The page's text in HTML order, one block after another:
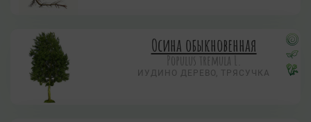
Осина обыкновенная
Populus tremula L.
ИУДИНО ДЕРЕВО, ТРЯСУЧКА